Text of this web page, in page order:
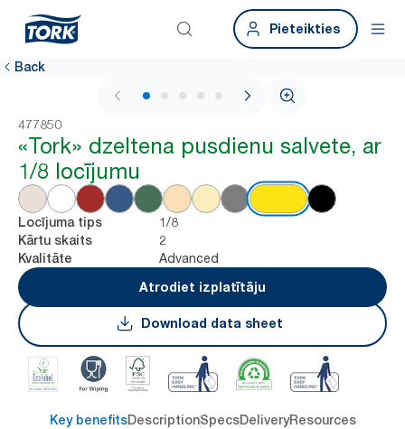
Pieteikties
Back
1 / 6
477850
«Tork» dzeltena pusdienu salvete, ar
1/8 locījumu
Locījuma tips 1/8
Kārtu skaits 2
Kvalitāte
Advanced
Atrodiet izplatītāju
Download data sheet
Key benefitsDescriptionSpecsDeliveryResources